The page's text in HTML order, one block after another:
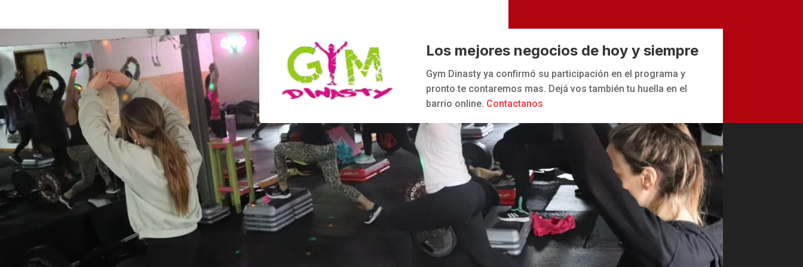
Los mejores negocios de hoy y siempre
Gym Dinasty ya confirmó su participación en el programa y
pronto te contaremos mas. Dejá vos también tu huella en el
barrio online. Contactanos